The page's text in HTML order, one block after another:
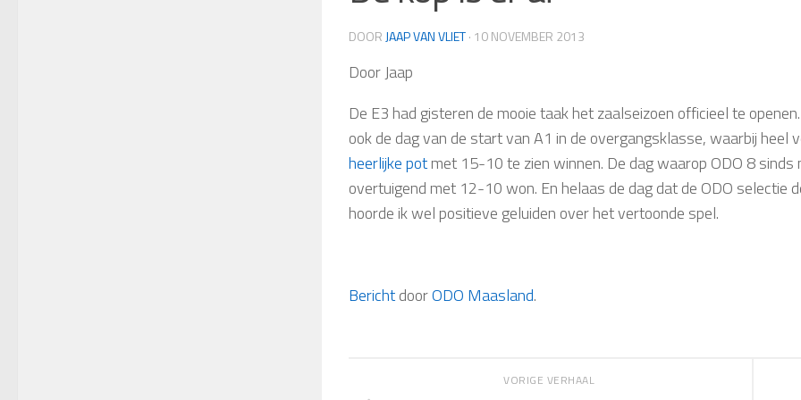
DOOR JAAP VAN VLIET· 10 NOVEMBER 2013
Door Jaap
De E3 had gisteren de mooie taak het zaalseizoen officieel te
ook de dag van de start van A1 in de overgangsklasse, waarbij heel
heerlijke potmet 15-10 te zien winnen. De dag waarop ODO 8
overtuigend met 12-10 won. En helaas de dag dat de ODO selectie
hoorde ik wel positieve geluiden over het vertoonde spel.
BerichtdoorODO Maasland.
VORIGE VERHAAL